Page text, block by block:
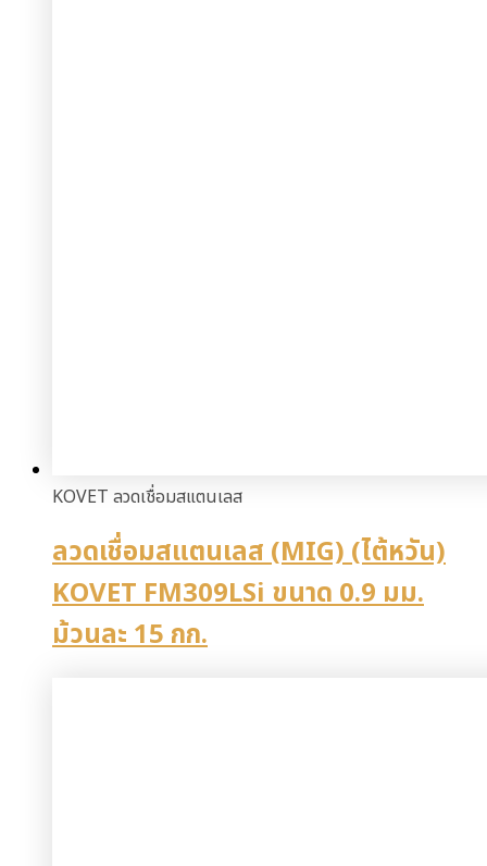
KOVET ลวดเชื่อมสแตนเลส
ลวดเชื่อมสแตนเลส (MIG) (ไต้หวัน)
KOVET FM309LSi ขนาด 0.9 มม.
ม้วนละ 15 กก.